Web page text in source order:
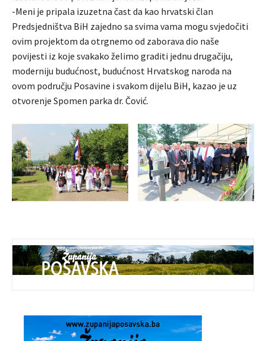
-Meni je pripala izuzetna čast da kao hrvatski član
Predsjedništva BiH zajedno sa svima vama mogu svjedočiti
ovim projektom da otrgnemo od zaborava dio naše
povijesti iz koje svakako želimo graditi jednu drugačiju,
moderniju budućnost, budućnost Hrvatskog naroda na
ovom području Posavine i svakom dijelu BiH, kazao je uz
otvorenje Spomen parka dr. Čović.